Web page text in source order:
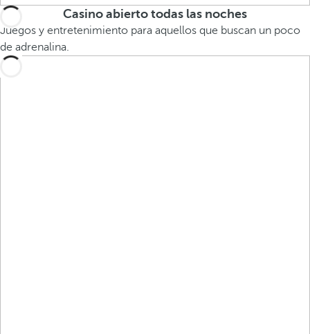
Casino abierto todas las noches
Juegos y entretenimiento para aquellos que buscan un poco
de adrenalina.